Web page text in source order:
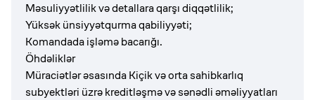
Məsuliyyətlilik və detallara qarşı diqqətlilik;
Yüksək ünsiyyətqurma qabiliyyəti;
Komandada işləmə bacarığı.
Öhdəliklər
Müraciətlər əsasında Kiçik və orta sahibkarlıq
subyektləri üzrə kreditləşmə və sənədli əməliyyatları